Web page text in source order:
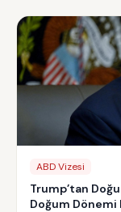
ABD Vizesi
Trump’tan
Doğum